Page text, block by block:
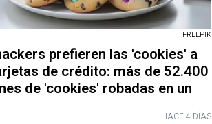
FREEPIK
prefieren las 'cookies' a
de crédito: más de 52.400
de 'cookies' robadas en un
HACE 4 DÍAS